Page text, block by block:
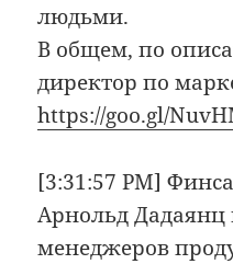
людьми.
В общем, по
директор по
https://goo.gl/
[3:31:57 PM]
Арнольд Дадаянц
менеджеров